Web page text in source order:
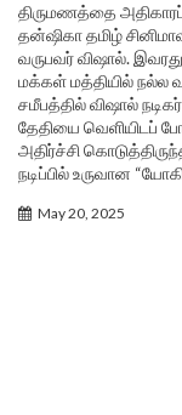
திருமணத்தை
தன்ஷிகா தமிழ்
வருபவர் விஷால்.
மக்கள் மத்தியில் நல்ல
சமீபத்தில் விஷால்
தேதியை வெளியிடப்
அதிர்ச்சி
நடிப்பில் உருவான
May 20, 2025